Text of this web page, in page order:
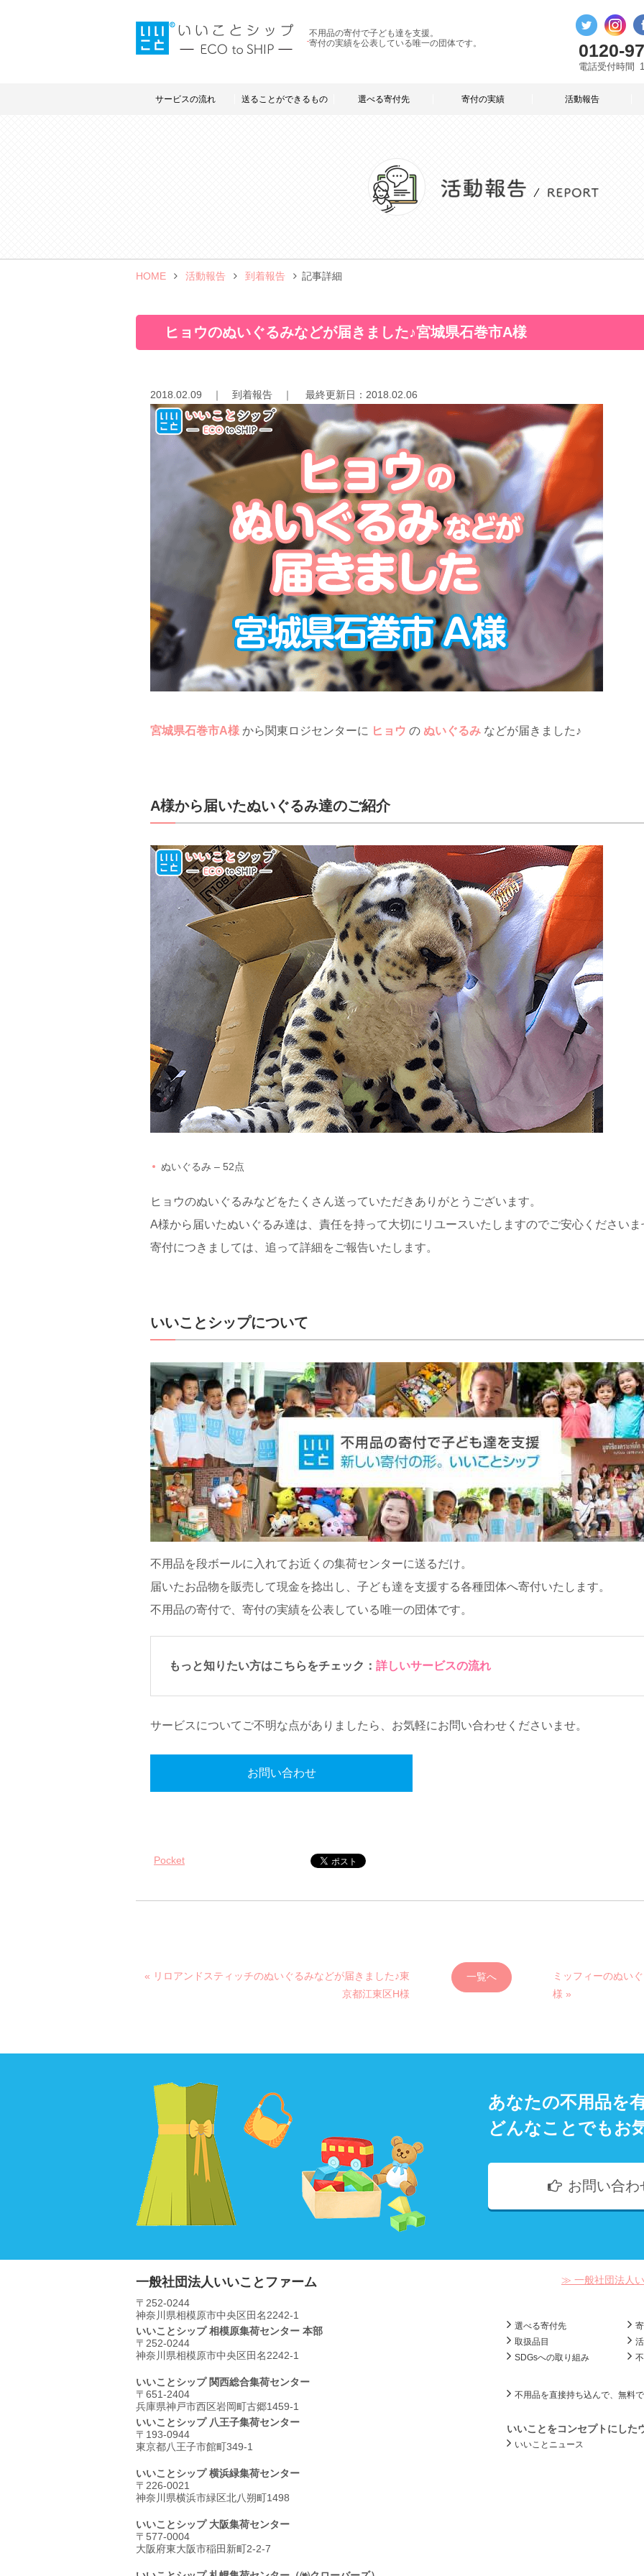
不用品の寄付で子ども達を支援。
寄付の実績を公表している唯一の団体です。
0120-
電話受付時間
サービスの流れ 送ることができるもの 選べる寄付先 寄付の実績 活動報告
HOME 活動報告 到着報告 記事詳細
ヒョウのぬいぐるみなどが届きました♪宮城県石巻市A様
2018.02.09 ｜ 到着報告 ｜ 最終更新日： 2018.02.06
宮城県石巻市A様 から関東ロジセンターに ヒョウ の ぬいぐるみ などが届きました♪
A様から届いたぬいぐるみ達のご紹介
ぬいぐるみ – 52点
ヒョウのぬいぐるみなどをたくさん送っていただきありがとうございます。
A様から届いたぬいぐるみ達は、責任を持って大切にリユースいたしますのでご安心くださいま
寄付につきましては、追って詳細をご報告いたします。
いいことシップについて
不用品を段ボールに入れてお近くの集荷センターに送るだけ。
届いたお品物を販売して現金を捻出し、子ども達を支援する各種団体へ寄付いたします。
不用品の寄付で、寄付の実績を公表している唯一の団体です。
もっと知りたい方はこちらをチェック： 詳しいサービスの流れ
サービスについてご不明な点がありましたら、お気軽にお問い合わせくださいませ。
お問い合わせ
Pocket
« リロアンドスティッチのぬいぐるみなどが届きました♪東
京都江東区H様
一覧へ
ミッフィーのぬい
様 »
あなたの不用品を
どんなことでもお
お問い合
一般社団法人いいことファーム
〒252-0244
神奈川県相模原市中央区⽥名2242-1
いいことシップ 相模原集荷センター 本部
〒252-0244
神奈川県相模原市中央区⽥名2242-1
いいことシップ 関西総合集荷センター
〒651-2404
兵庫県神戸市西区岩岡町古郷1459-1
いいことシップ 八王子集荷センター
〒193-0944
東京都八王子市館町349-1
いいことシップ 横浜緑集荷センター
〒226-0021
神奈川県横浜市緑区北八朔町1498
いいことシップ 大阪集荷センター
〒577-0004
大阪府東大阪市稲田新町2-2-7
≫ 一般社団法人
選べる寄付先
取扱品目
SDGsへの取り組み
不用品を直接持ち込んで、無料
いいことをコンセプトにした
いいことニュース